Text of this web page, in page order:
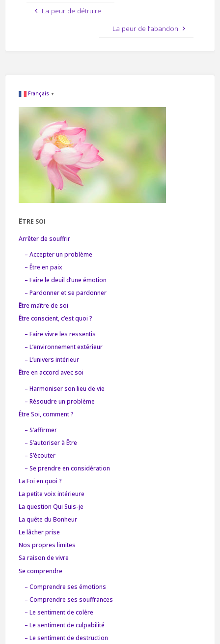
La peur de détruire
La peur de l’abandon
Français ▼
ÊTRE SOI
Arrêter de souffrir
– Accepter un problème
– Être en paix
– Faire le deuil d’une émotion
– Pardonner et se pardonner
Être maître de soi
Être conscient, c’est quoi ?
– Faire vivre les ressentis
– L’environnement extérieur
– L’univers intérieur
Être en accord avec soi
– Harmoniser son lieu de vie
– Résoudre un problème
Être Soi, comment ?
– S’affirmer
– S’autoriser à Être
– S’écouter
– Se prendre en considération
La Foi en quoi ?
La petite voix intérieure
La question Qui Suis-je
La quête du Bonheur
Le lâcher prise
Nos propres limites
Sa raison de vivre
Se comprendre
– Comprendre ses émotions
– Comprendre ses souffrances
– Le sentiment de colère
– Le sentiment de culpabilité
– Le sentiment de destruction